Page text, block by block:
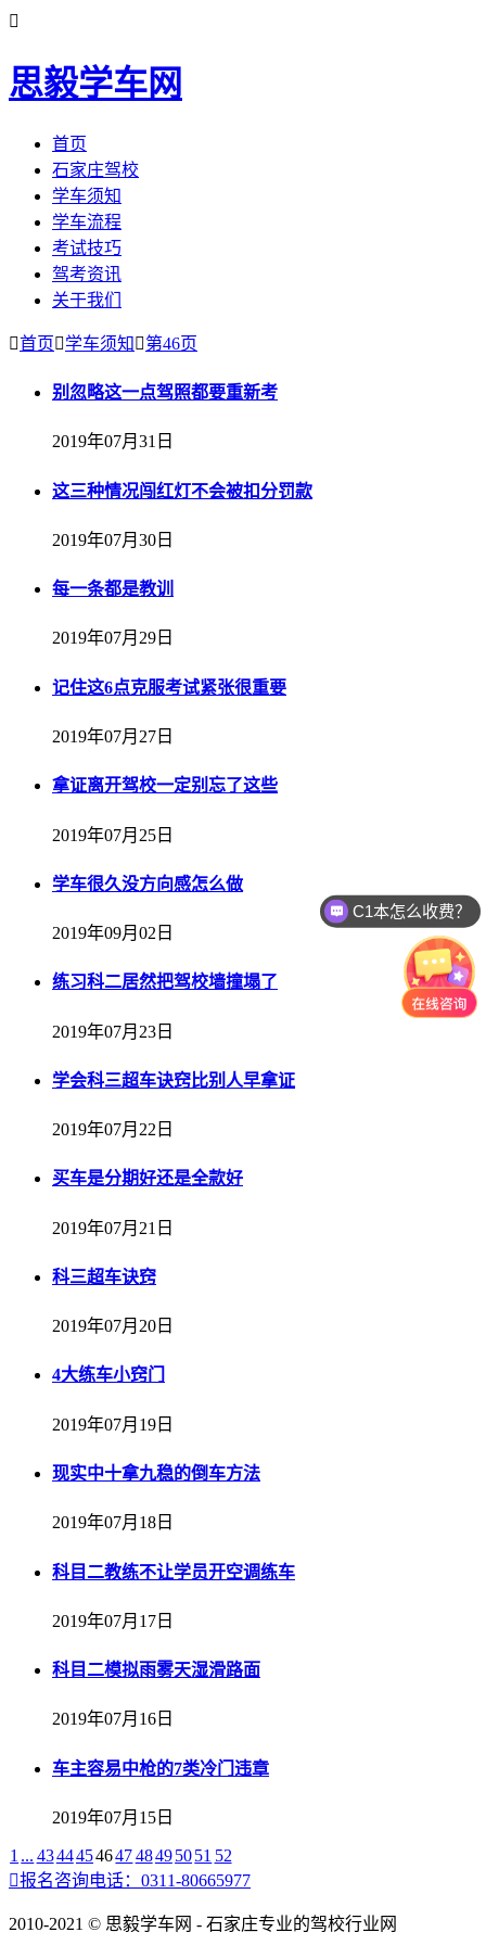

思毅学车网
首页
石家庄驾校
学车须知
学车流程
考试技巧
驾考资讯
关于我们
首页学车须知 第46页
别忽略这一点驾照都要重新考
2019年07月31日
这三种情况闯红灯不会被扣分罚款
2019年07月30日
每一条都是教训
2019年07月29日
记住这6点克服考试紧张很重要
2019年07月27日
拿证离开驾校一定别忘了这些
2019年07月25日
学车很久没方向感怎么做
2019年09月02日
练习科二居然把驾校墙撞塌了
2019年07月23日
学会科三超车诀窍比别人早拿证
2019年07月22日
买车是分期好还是全款好
2019年07月21日
科三超车诀窍
2019年07月20日
4大练车小窍门
2019年07月19日
现实中十拿九稳的倒车方法
2019年07月18日
科目二教练不让学员开空调练车
2019年07月17日
科目二模拟雨雾天湿滑路面
2019年07月16日
车主容易中枪的7类冷门违章
2019年07月15日
1 ... 434445464748495051 52
报名咨询电话：0311-80665977
2010-2021 © 思毅学车网 - 石家庄专业的驾校行业网
C1本怎么收费？